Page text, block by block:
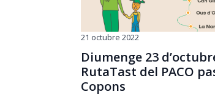
Diumenge 23
RutaTast del PACO
Copons
21 octubre 2022